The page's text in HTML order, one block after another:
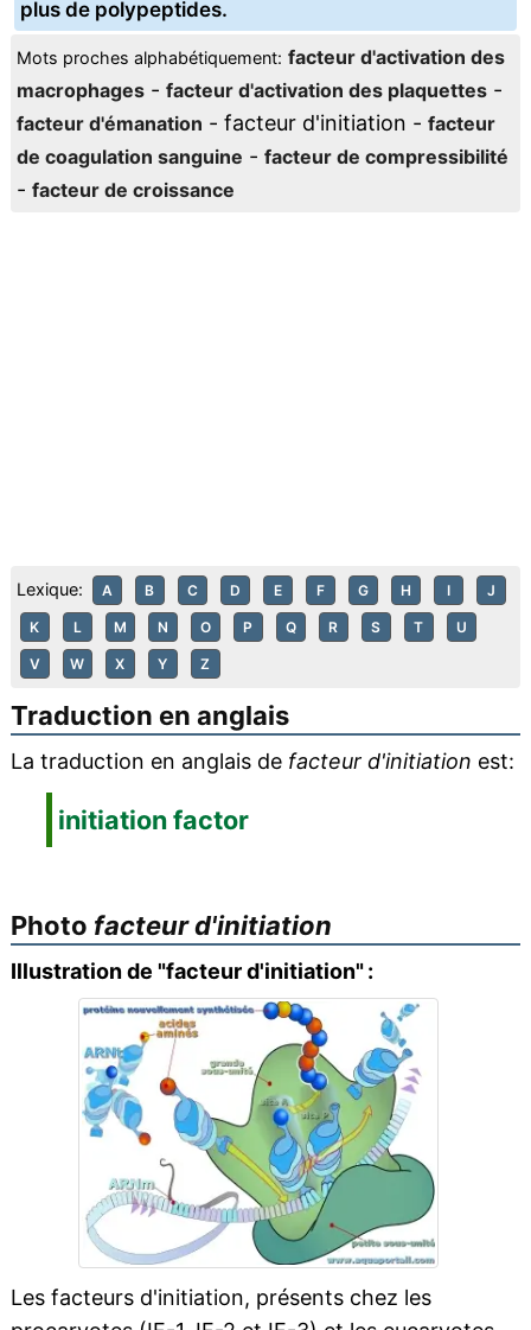
plus de polypeptides.
Mots proches alphabétiquement: facteur d'activation des
macrophages- facteur d'activation des plaquettes-
facteur d'émanation - facteur d'initiation - facteur
de coagulation sanguine - facteur de compressibilité
- facteur de croissance
Lexique: A B C D E F G H I J
K L M N O P Q R S T U
V W X Y Z
Traduction en anglais
La traduction en anglais de facteur d'initiation est:
initiation factor
Photo facteur d'initiation
Illustration de "facteur d'initiation" :
Les facteurs d'initiation, présents chez les